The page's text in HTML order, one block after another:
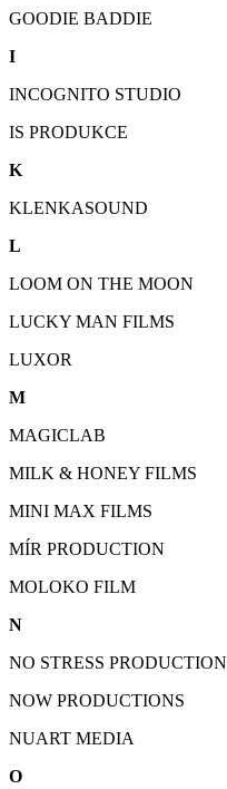
GOODIE BADDIE
I
INCOGNITO STUDIO
IS PRODUKCE
K
KLENKASOUND
L
LOOM ON THE MOON
LUCKY MAN FILMS
LUXOR
M
MAGICLAB
MILK & HONEY FILMS
MINI MAX FILMS
MÍR PRODUCTION
MOLOKO FILM
N
NO STRESS PRODUCTION
NOW PRODUCTIONS
NUART MEDIA
O